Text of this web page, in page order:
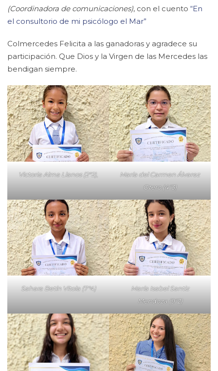
(Coordinadora de comunicaciones), con el cuento “En
el consultorio de mi psicólogo el Mar”
Colmercedes Felicita a las ganadoras y agradece su
participación. Que Dios y la Virgen de las Mercedes las
bendigan siempre.
Victoria Alma Llanos (2°2),
María del Carmen Álvarez
Otero (4°3)
Sahara Betín Vitola (7°4)
María Isabel Santiz
Mendoza (9°2)